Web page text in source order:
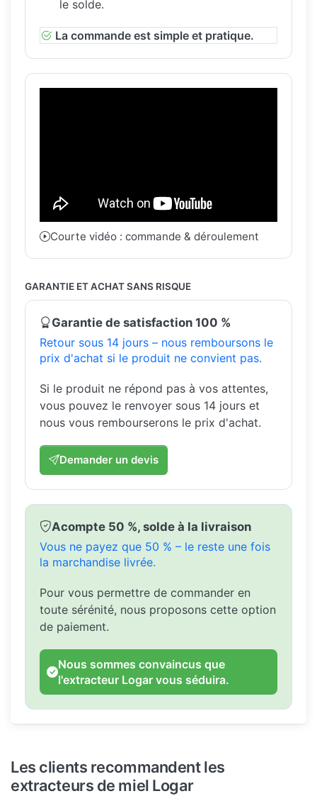
le solde.
La commande est simple et pratique.
Courte vidéo : commande & déroulement
GARANTIE ET ACHAT SANS RISQUE
Garantie de satisfaction 100 %
Retour sous 14 jours – nous remboursons le
prix d'achat si le produit ne convient pas.
Si le produit ne répond pas à vos attentes,
vous pouvez le renvoyer sous 14 jours et
nous vous rembourserons le prix d'achat.
Demander un devis
Acompte 50 %, solde à la livraison
Vous ne payez que 50 % – le reste une fois
la marchandise livrée.
Pour vous permettre de commander en
toute sérénité, nous proposons cette option
de paiement.
Nous sommes convaincus que
l'extracteur Logar vous séduira.
Les clients recommandent les
extracteurs de miel Logar